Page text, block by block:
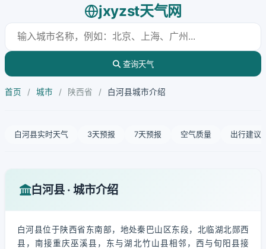
jxyzst天气网
查询天气
首页 / 城市 / 陕西省 / 白河县城市介绍
白河县实时天气 3天预报 7天预报 空气质量 出行建议
白河县 · 城市介绍
白河县位于陕西省东南部，地处秦巴山区东段，北临湖北郧西
县，南接重庆巫溪县，东与湖北竹山县相邻，西与旬阳县接